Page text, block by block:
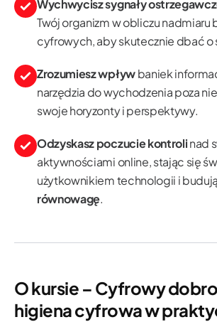
Wychwycisz sygnały
Twój organizm w obliczu nadmiaru
cyfrowych, aby skutecznie dbać o
Zrozumiesz wpływbaniek
narzędzia do wychodzenia poza
swoje horyzonty i perspektywy.
Odzyskasz poczucie kontrolinad
aktywnościami online, stając się
użytkownikiem technologii i
równowagę.
O kursie – Cyfrowy
higiena cyfrowa w